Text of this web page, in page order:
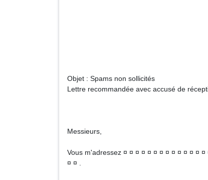
Société ...
Objet : Spams non sollicités
Lettre recommandée avec accusé de
Messieurs,
Vous m'adressez ¤ ¤ ¤ ¤ ¤ ¤ ¤ ¤ ¤ ¤ ¤ ¤ ¤
¤ ¤ .